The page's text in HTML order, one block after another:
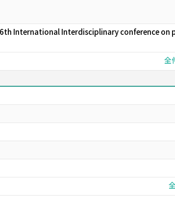
International Interdisciplinary conference on
全